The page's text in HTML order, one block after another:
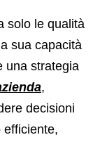
solo le qualità
sua capacità
una strategia
,
decisioni
efficiente,